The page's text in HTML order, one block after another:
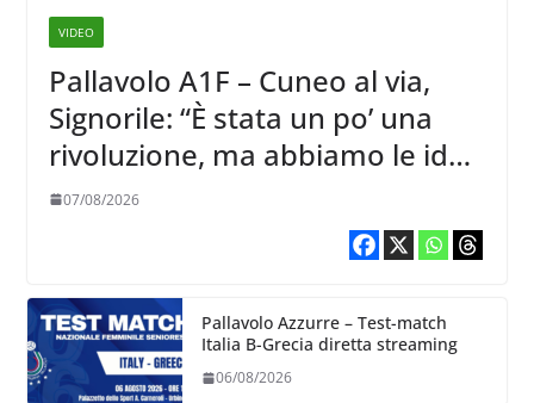
VIDEO
Pallavolo A1F – Cuneo al via,
Signorile: “È stata un po’ una
rivoluzione, ma abbiamo le idee
chiare siu cosa vogliamo fare”
07/08/2026
Pallavolo Azzurre – Test-match
Italia B-Grecia diretta streaming
06/08/2026